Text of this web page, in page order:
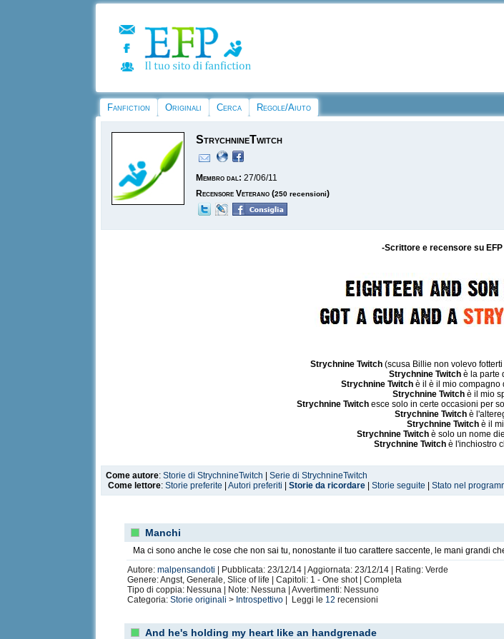
Fanfiction Originali Cerca Regole/Aiuto
StrychnineTwitch
Membro dal: 27/06/11
Recensore Veterano (250 recensioni)
-Scrittore e recensore su
Strychnine Twitch(scusa Billie non volevo
Strychnine Twitchè la parte
Strychnine Twitchè il è il mio compagno
Strychnine Twitchè il mio
Strychnine Twitchesce solo in certe occasioni per
Strychnine Twitchè
Strychnine Twitch è il
Strychnine Twitch è solo un nome
Strychnine Twitchè l'inchiostro
Come autore:Storie di StrychnineTwitch |Serie di StrychnineTwitch
Come lettore:Storie preferite |Autori preferiti |Storie da ricordare |Storie seguite |Stato nel
Manchi
Ma ci sono anche le cose che non sai tu, nonostante il tuo carattere saccente, le mani grandi
Autore:malpensandoti
| Pubblicata: 23/12/14 | Aggiornata: 23/12/14 | Rating: Verde
Genere: Angst, Generale, Slice of life | Capitoli: 1 - One shot | Completa
Tipo di coppia: Nessuna | Note: Nessuna | Avvertimenti: Nessuno
Categoria:Storie originali > Introspettivo | Leggi le 12 recensioni
And he's holding my heart like an handgrenade